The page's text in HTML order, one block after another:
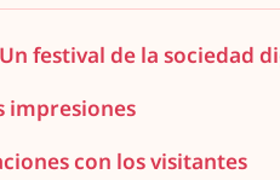
festival de la sociedad
impresiones
con los visitantes